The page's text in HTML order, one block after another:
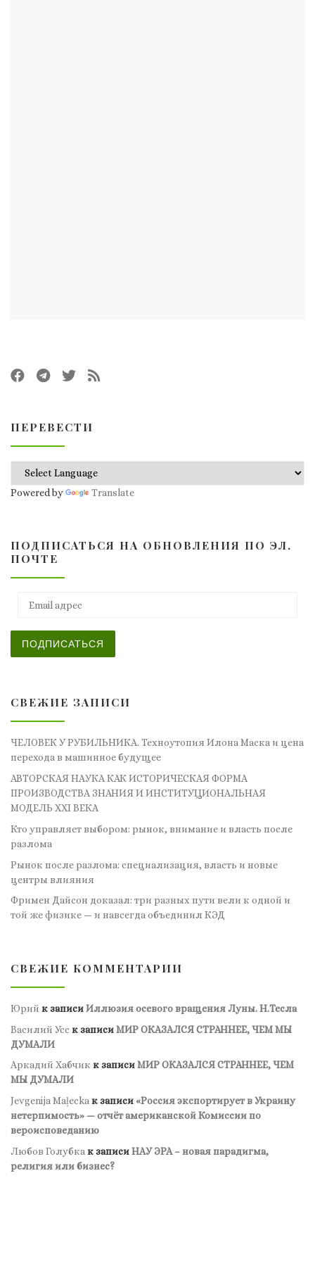
ПЕРЕВЕСТИ
Powered by Translate
ПОДПИСАТЬСЯ НА ОБНОВЛЕНИЯ ПО ЭЛ.
ПОЧТЕ
ПОДПИСАТЬСЯ
СВЕЖИЕ ЗАПИСИ
ЧЕЛОВЕК У РУБИЛЬНИКА. Техноутопия Илона Маска и цена
перехода в машинное будущее
АВТОРСКАЯ НАУКА КАК ИСТОРИЧЕСКАЯ ФОРМА
ПРОИЗВОДСТВА ЗНАНИЯ И ИНСТИТУЦИОНАЛЬНАЯ
МОДЕЛЬ XXI ВЕКА
Кто управляет выбором: рынок, внимание и власть после
разлома
Рынок после разлома: специализация, власть и новые
центры влияния
Фримен Дайсон доказал: три разных пути вели к одной и
той же физике — и навсегда объединил КЭД
СВЕЖИЕ КОММЕНТАРИИ
Юрий к записиИллюзия осевого вращения Луны. Н.Тесла
Василий Усс к записиМИР ОКАЗАЛСЯ СТРАННЕЕ, ЧЕМ МЫ
ДУМАЛИ
Аркадий Хабчик к записиМИР ОКАЗАЛСЯ СТРАННЕЕ, ЧЕМ
МЫ ДУМАЛИ
Jevgenija Maļecka к записи«Россия экспортирует в Украину
нетерпимость» — отчёт американской Комиссии по
вероисповеданию
Любов Голубка к записиНАУ ЭРА – новая парадигма,
религия или бизнес?